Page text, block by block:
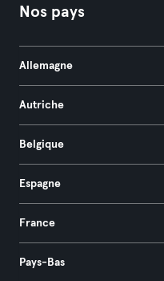
Nos pays
Allemagne
Autriche
Belgique
Espagne
France
Pays-Bas